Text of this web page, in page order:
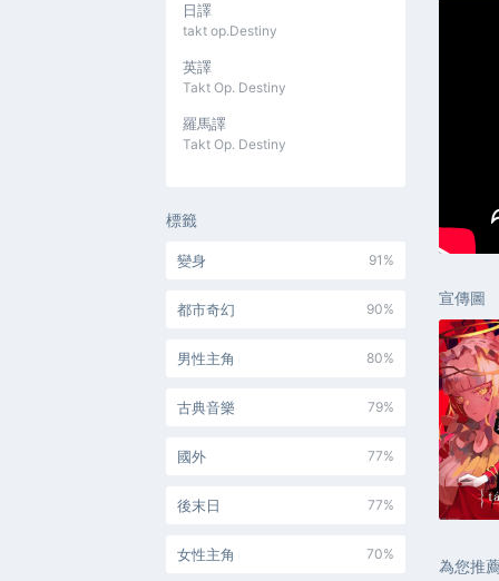
日譯
takt op.Destiny
英譯
Takt Op. Destiny
羅馬譯
Takt Op. Destiny
標籤
變身 91%
都市奇幻 90%
男性主角 80%
古典音樂 79%
國外 77%
後末日 77%
女性主角 70%
宣傳圖
為您推